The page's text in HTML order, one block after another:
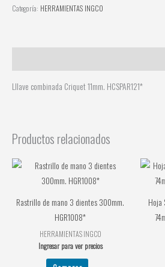
Categoría: HERRAMIENTAS INGCO
Lllave combinada Criquet 11mm. HCSPAR121*
Productos relacionados
Rastrillo de mano 3 dientes 300mm.
HGR1008*
HERRAMIENTAS INGCO
Ingresar para ver precios
Hoja